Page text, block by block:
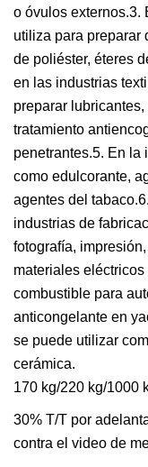
o óvulos externos.3.
utiliza para preparar
de poliéster, éteres
en las industrias
preparar
tratamiento
penetrantes.5. En la
como edulcorante,
agentes del
industrias de
fotografía,
materiales
combustible para
anticongelante en
se puede utilizar
cerámica.
170 kg/220 kg/1000
30% T/T por
contra el video de